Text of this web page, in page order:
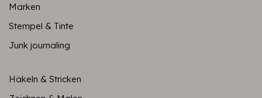
Marken
Stempel & Tinte
Junk journaling
Häkeln & Stricken